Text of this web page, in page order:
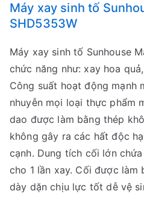
Ngày]
lượng
Máy xay sinh tố
SHD5353W
Máy xay sinh tố Sunhouse
chức năng như: xay hoa
Công suất hoạt động mạnh
nhuyễn mọi loại thực phẩm
dao được làm bằng thép
không gây ra các hất độc
cạnh. Dung tích cối lớn
cho 1 lần xay. Cối được làm
dày dặn chịu lực tốt dễ vệ